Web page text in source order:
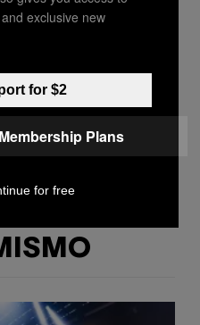
Stories
exclusive new
for $2
Plans
for free